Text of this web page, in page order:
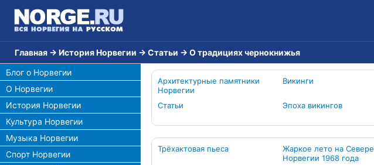
Главная → История Норвегии → Статьи → О традициях чернокнижья
Блог о Норвегии
О Норвегии
История Норвегии
Культура Норвегии
Музыка Норвегии
Спорт Норвегии
Архитектурные памятники
Норвегии
Викинги
Статьи Эпоха викингов
Трёхактовая пьеса
Жаркое лето на Севере
Норвегии 1968 года